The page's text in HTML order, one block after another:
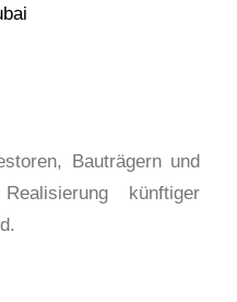
Bauträgern und
künftiger